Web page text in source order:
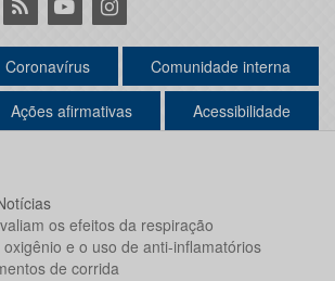
Coronavírus Comunidade interna
Ações afirmativas Acessibilidade
os efeitos da respiração
e o uso de anti-inflamatórios
de corrida